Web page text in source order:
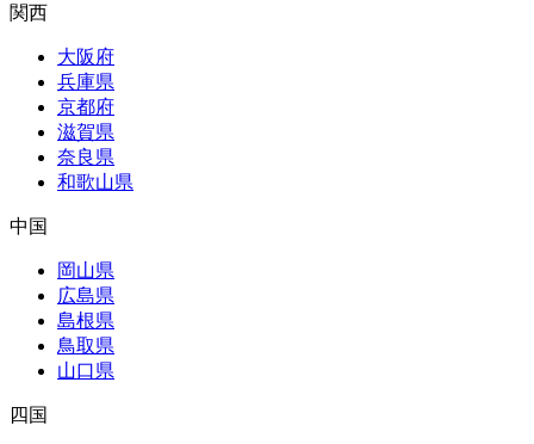
関西
大阪府
兵庫県
京都府
滋賀県
奈良県
和歌山県
中国
岡山県
広島県
島根県
鳥取県
山口県
四国